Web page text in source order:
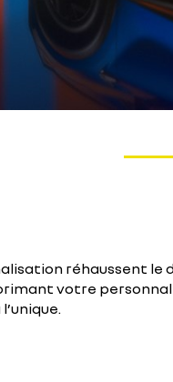
réhaussent le
votre